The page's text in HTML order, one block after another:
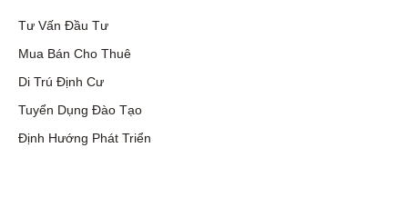
Tư Vấn Đầu Tư
Mua Bán Cho Thuê
Di Trú Định Cư
Tuyển Dụng Đào Tạo
Định Hướng Phát Triển